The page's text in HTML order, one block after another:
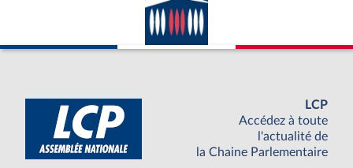
LCP
Accédez à toute
l'actualité de
la Chaine Parlementaire